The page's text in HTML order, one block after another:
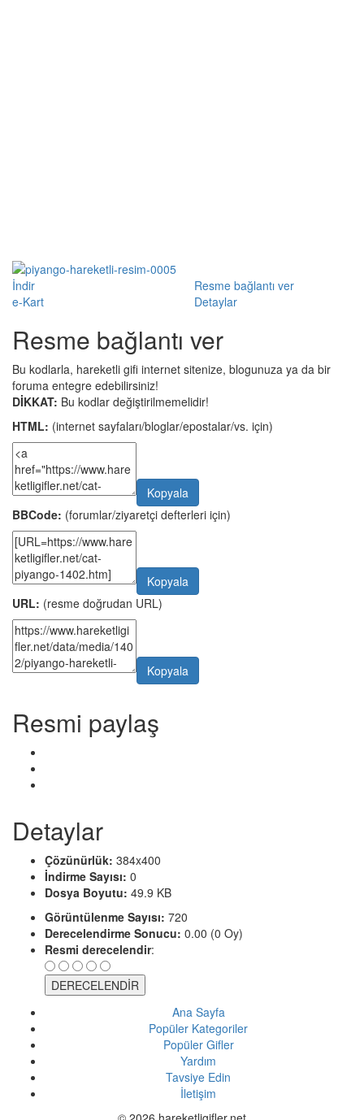
İndir
Resme bağlantı ver
e-Kart
Detaylar
Resme bağlantı ver
Bu kodlarla, hareketli gifi internet sitenize, blogunuza ya da bir
foruma entegre edebilirsiniz!
DİKKAT: Bu kodlar değiştirilmemelidir!
HTML: (internet sayfaları/bloglar/epostalar/vs. için)
Kopyala
BBCode: (forumlar/ziyaretçi defterleri için)
Kopyala
URL: (resme doğrudan URL)
Kopyala
Resmi paylaş
Detaylar
Çözünürlük: 384x400
İndirme Sayısı: 0
Dosya Boyutu: 49.9 KB
Görüntülenme Sayısı: 720
Derecelendirme Sonucu: 0.00 (0 Oy)
Resmi derecelendir:
Ana Sayfa
Popüler Kategoriler
Popüler Gifler
Yardım
Tavsiye Edin
İletişim